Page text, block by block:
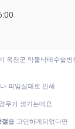
옥천군 약물낙태수술
피임실패로 인해
우가 생기는데요
절을 고민하게되었다면